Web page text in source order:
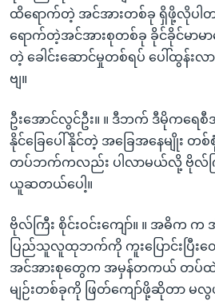
ထိရောက်တဲ့ အင်အားတစ်ခု ရှိဖို့လိုပါ
ရောက်တဲ့အင်အားစုတစ်ခု ခိုင်ခိုင်မာမ
တဲ့ ခေါင်းဆောင်မှုတစ်ရပ် ပေါ်ထွန်း
ဗျ။
ဦးအောင်လွင်ဦး။ ။ ဒီဘက် ဒီမိုကရ
နိုင်ခြေပေါ်နိုင်တဲ့ အခြေအနေမျိုး တ
တပ်ဘက်ကလည်း ပါလာမယ်လို့ ဗိုလ်ကြီ
ယူဆတယ်ပေါ့။
ဗိုလ်ကြီး စိုင်းဝင်းကျော်။ ။ အဓိက က အဲ
ပြည်သူလူထုဘက်ကို ကူးပြောင်းပြီး
အင်အားစုတွေက အမှန်တကယ် တပ်ထဲမှ
မျဉ်းတစ်ခုကို ဖြတ်ကျော်ဖို့ဆိုတာ မ